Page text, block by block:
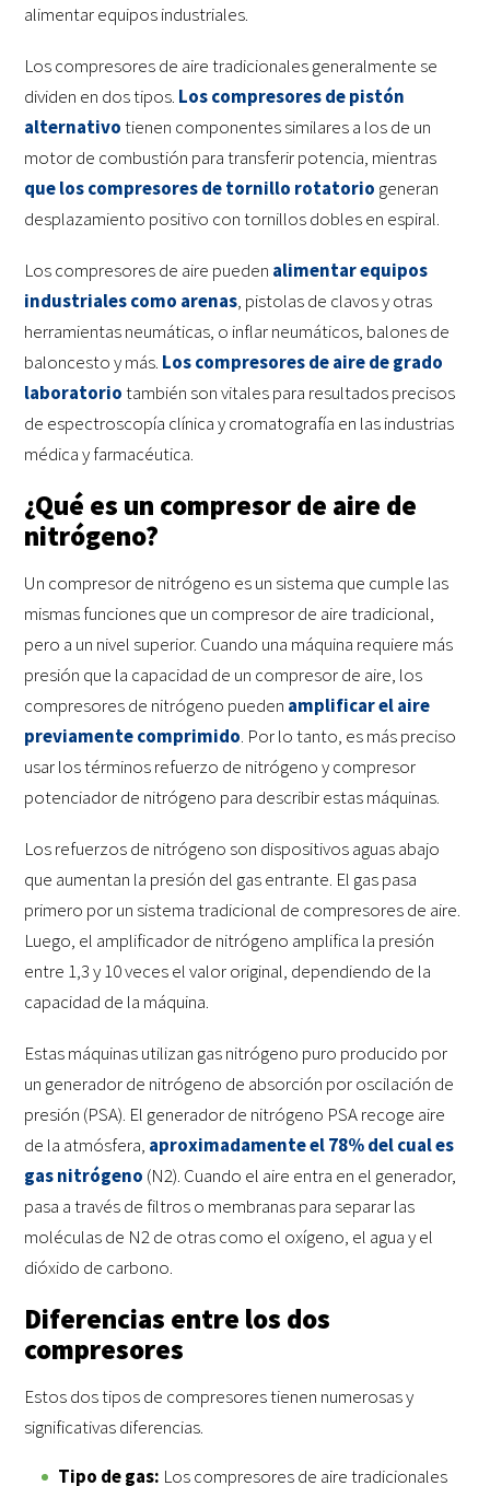
alimentar equipos industriales.
Los compresores de aire tradicionales generalmente se
dividen en dos tipos. Los compresores de pistón
alternativotienen componentes similares a los de un
motor de combustión para transferir potencia, mientras
que los compresores de tornillo rotatorio generan
desplazamiento positivo con tornillos dobles en espiral.
Los compresores de aire pueden alimentar equipos
industriales como arenas, pistolas de clavos y otras
herramientas neumáticas, o inflar neumáticos, balones de
baloncesto y más. Los compresores de aire de grado
laboratoriotambién son vitales para resultados precisos
de espectroscopía clínica y cromatografía en las industrias
médica y farmacéutica.
¿Qué es un compresor de aire de
nitrógeno?
Un compresor de nitrógeno es un sistema que cumple las
mismas funciones que un compresor de aire tradicional,
pero a un nivel superior. Cuando una máquina requiere más
presión que la capacidad de un compresor de aire, los
compresores de nitrógeno pueden amplificar el aire
previamente comprimido. Por lo tanto, es más preciso
usar los términos refuerzo de nitrógeno y compresor
potenciador de nitrógeno para describir estas máquinas.
Los refuerzos de nitrógeno son dispositivos aguas abajo
que aumentan la presión del gas entrante. El gas pasa
primero por un sistema tradicional de compresores de aire.
Luego, el amplificador de nitrógeno amplifica la presión
entre 1,3 y 10 veces el valor original, dependiendo de la
capacidad de la máquina.
Estas máquinas utilizan gas nitrógeno puro producido por
un generador de nitrógeno de absorción por oscilación de
presión (PSA). El generador de nitrógeno PSA recoge aire
de la atmósfera, aproximadamente el 78% del cual es
gas nitrógeno (N2). Cuando el aire entra en el generador,
pasa a través de filtros o membranas para separar las
moléculas de N2 de otras como el oxígeno, el agua y el
dióxido de carbono.
Diferencias entre los dos
compresores
Estos dos tipos de compresores tienen numerosas y
significativas diferencias.
Tipo de gas: Los compresores de aire tradicionales